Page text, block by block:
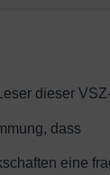
dieser
dass
eine